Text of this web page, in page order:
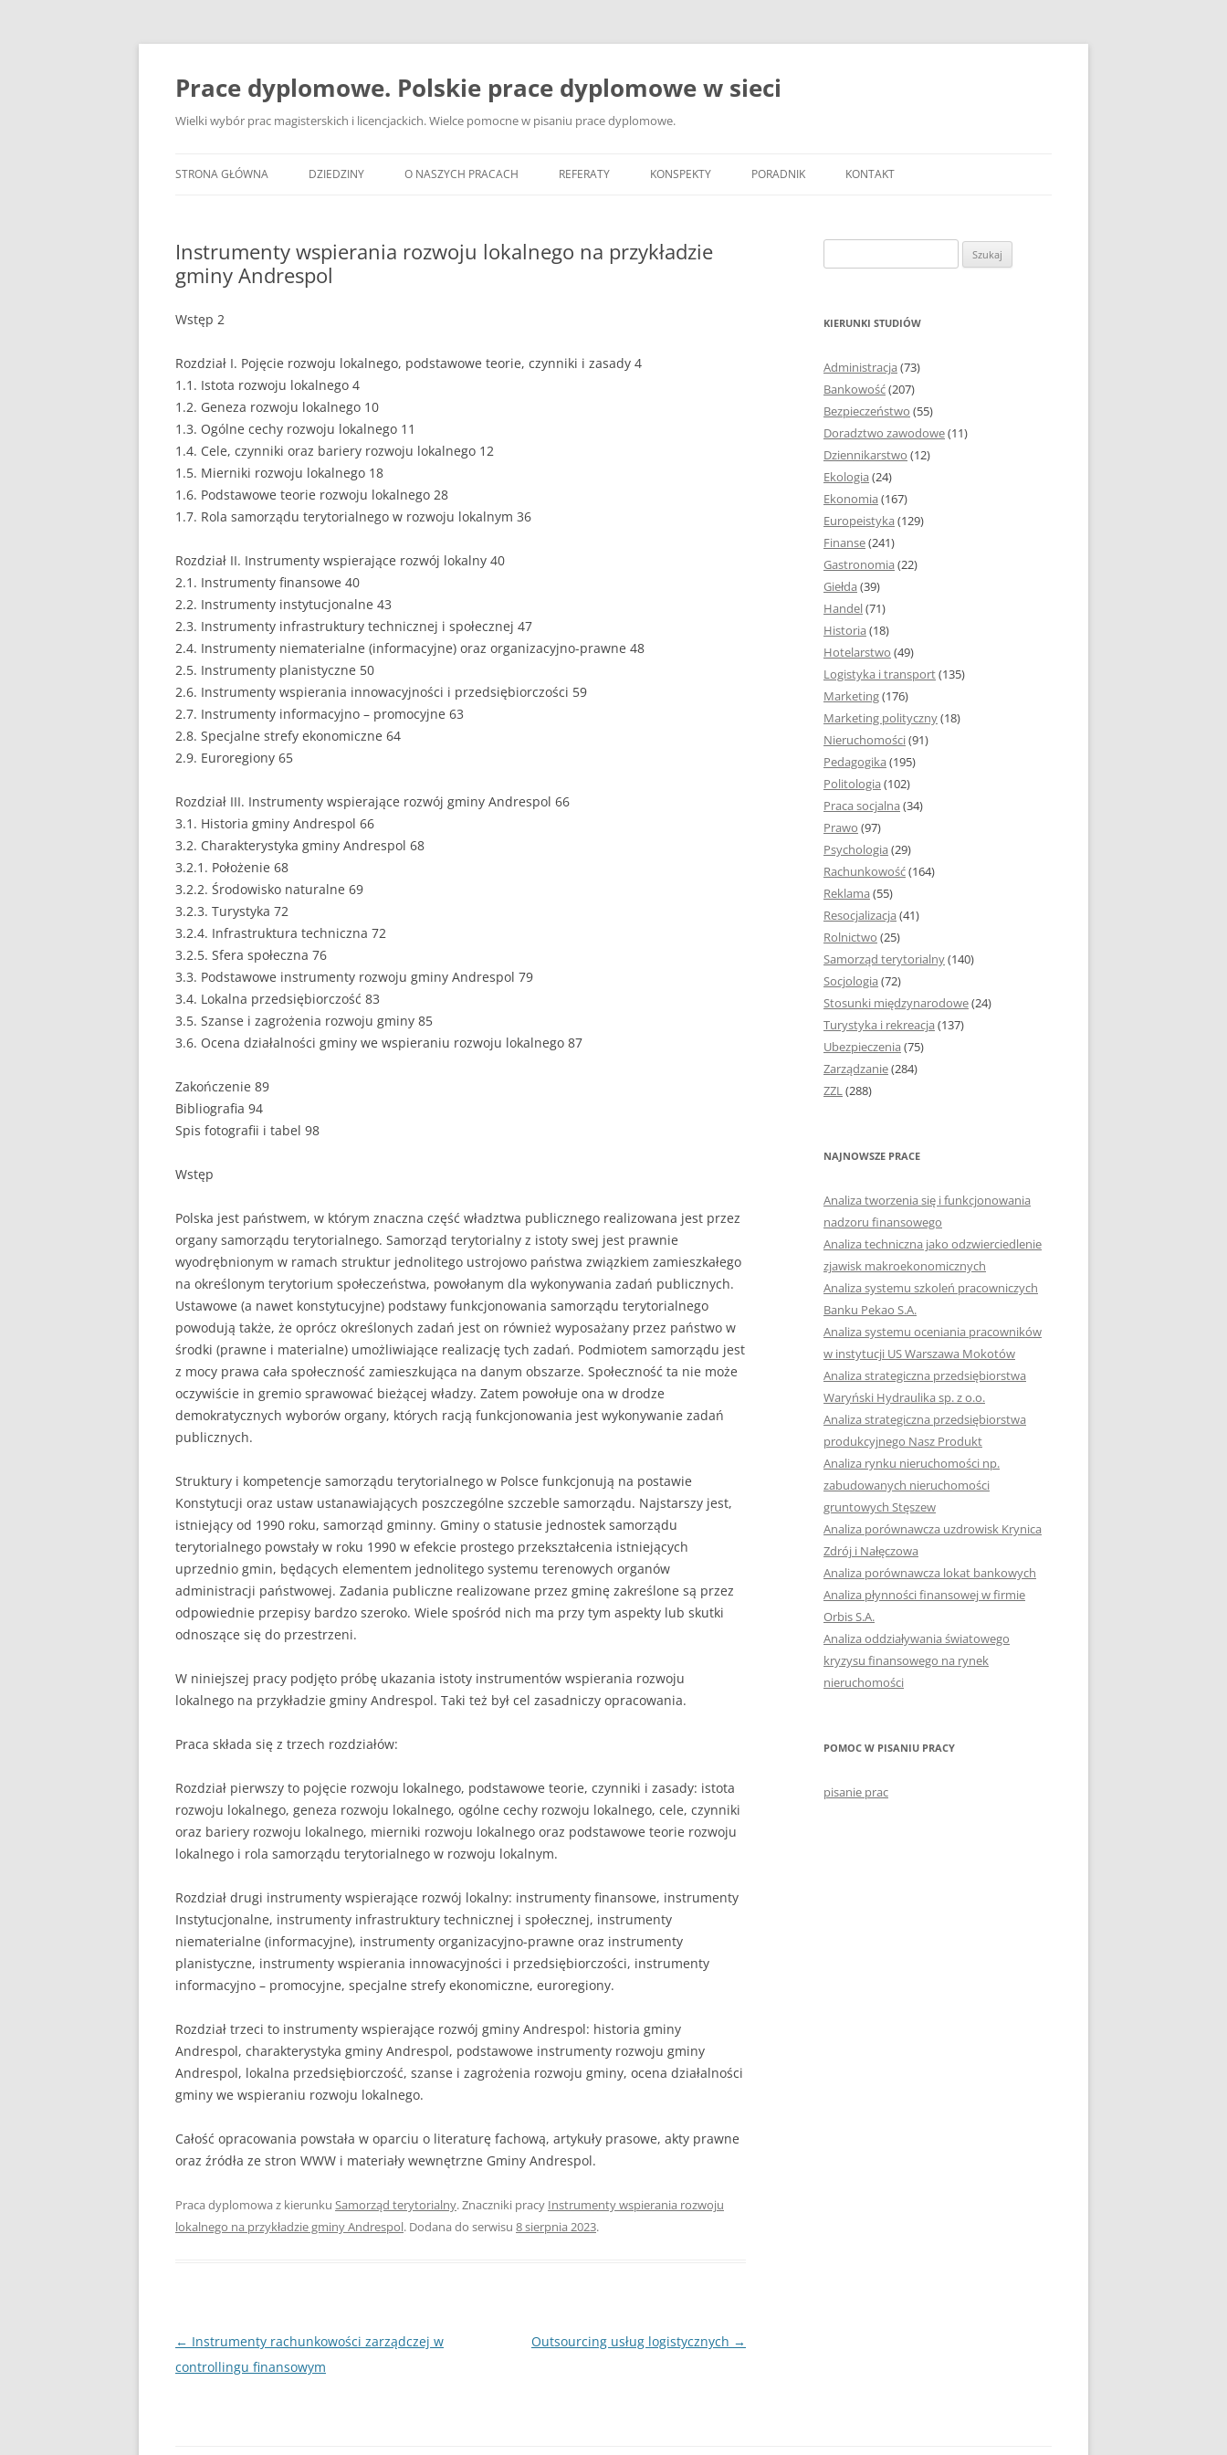
Przejdź
Prace dyplomowe. Polskie prace dyplomowe w sieci
Wielki wybór prac magisterskich i licencjackich. Wielce pomocne w pisaniu prace dyplomowe.
STRONA GŁÓWNA DZIEDZINY
BANKOWOŚĆ
BEZPIECZEŃSTWO
EKOLOGIA
EKONOMIA
EUROPEISTYKA
FINANSE
GASTRONOMIA
HANDEL
HISTORIA
LOGISTYKA I TRANSPORT
MARKETING
NIERUCHOMOŚCI
PEDAGOGIKA
POLITOLOGIA
PSYCHOLOGIA
RACHUNKOWOŚĆ
REKLAMA
TURYSTYKA I REKREACJA
UBEZPIECZENIA
ZARZĄDZANIE
ZZL
O NASZYCH PRACACH REFERATY KONSPEKTY PORADNIK
JAK ZBIERAĆ I OPRACOWYWAĆ
BIBLIOGRAFICZNYCH
ZAWARTOŚĆ I ROZMIAR PRACY
DYPLOMOWEJ
ESTETYKA PRACY DYPLOMOWEJ –
WYRÓŻNIENIA, NUMEROWANIE
CZCIONKA, MARGINESY I
WIELKOŚĆ STRON
STRUKTURA AKAPITU W PRACY
DYPLOMOWEJ
STYL PRACY DYPLOMOWEJ
SPIS TREŚCI W PRACY
DYPLOMOWEJ
WSTĘP PRACY DYPLOMOWEJ
ROZDZIAŁY I PODROZDZIAŁY
ZAKOŃCZENIE PRACY
DYPLOMOWEJ
BIBLIOGRAFIA
SPIS RYSUNKÓW, TABEL I
ZAŁĄCZNIKÓW
TABELE, RYSUNKI ORAZ WYKRESY
KSIĄŻKI, KTÓRE POMOGĄ CI
NAPISAĆ PRACĘ DYPLOMOWĄ
JAK PRZYGOTOWAĆ SIĘ DO
USTNEGO EGZAMINU
DYPLOMOWEGO?
HIPOTEZY W PRACACH
DYPLOMOWYCH
JAK PRZYGOTOWAĆ SIĘ DO
OBRONY PRACY DYPLOMOWEJ
KONTAKT
Instrumenty wspierania rozwoju lokalnego na przykładzie
gminy Andrespol
Wstęp 2
Rozdział I. Pojęcie rozwoju lokalnego, podstawowe teorie, czynniki i zasady 4
1.1. Istota rozwoju lokalnego 4
1.2. Geneza rozwoju lokalnego 10
1.3. Ogólne cechy rozwoju lokalnego 11
1.4. Cele, czynniki oraz bariery rozwoju lokalnego 12
1.5. Mierniki rozwoju lokalnego 18
1.6. Podstawowe teorie rozwoju lokalnego 28
1.7. Rola samorządu terytorialnego w rozwoju lokalnym 36
Rozdział II. Instrumenty wspierające rozwój lokalny 40
2.1. Instrumenty finansowe 40
2.2. Instrumenty instytucjonalne 43
2.3. Instrumenty infrastruktury technicznej i społecznej 47
2.4. Instrumenty niematerialne (informacyjne) oraz organizacyjno-prawne 48
2.5. Instrumenty planistyczne 50
2.6. Instrumenty wspierania innowacyjności i przedsiębiorczości 59
2.7. Instrumenty informacyjno – promocyjne 63
2.8. Specjalne strefy ekonomiczne 64
2.9. Euroregiony 65
Rozdział III. Instrumenty wspierające rozwój gminy Andrespol 66
3.1. Historia gminy Andrespol 66
3.2. Charakterystyka gminy Andrespol 68
3.2.1. Położenie 68
3.2.2. Środowisko naturalne 69
3.2.3. Turystyka 72
3.2.4. Infrastruktura techniczna 72
3.2.5. Sfera społeczna 76
3.3. Podstawowe instrumenty rozwoju gminy Andrespol 79
3.4. Lokalna przedsiębiorczość 83
3.5. Szanse i zagrożenia rozwoju gminy 85
3.6. Ocena działalności gminy we wspieraniu rozwoju lokalnego 87
Zakończenie 89
Bibliografia 94
Spis fotografii i tabel 98
Wstęp
Polska jest państwem, w którym znaczna część władztwa publicznego realizowana jest przez
organy samorządu terytorialnego. Samorząd terytorialny z istoty swej jest prawnie
wyodrębnionym w ramach struktur jednolitego ustrojowo państwa związkiem zamieszkałego
na określonym terytorium społeczeństwa, powołanym dla wykonywania zadań publicznych.
Ustawowe (a nawet konstytucyjne) podstawy funkcjonowania samorządu terytorialnego
powodują także, że oprócz określonych zadań jest on również wyposażany przez państwo w
środki (prawne i materialne) umożliwiające realizację tych zadań. Podmiotem samorządu jest
z mocy prawa cała społeczność zamieszkująca na danym obszarze. Społeczność ta nie może
oczywiście in gremio sprawować bieżącej władzy. Zatem powołuje ona w drodze
demokratycznych wyborów organy, których racją funkcjonowania jest wykonywanie zadań
publicznych.
Struktury i kompetencje samorządu terytorialnego w Polsce funkcjonują na postawie
Konstytucji oraz ustaw ustanawiających poszczególne szczeble samorządu. Najstarszy jest,
istniejący od 1990 roku, samorząd gminny. Gminy o statusie jednostek samorządu
terytorialnego powstały w roku 1990 w efekcie prostego przekształcenia istniejących
uprzednio gmin, będących elementem jednolitego systemu terenowych organów
administracji państwowej. Zadania publiczne realizowane przez gminę zakreślone są przez
odpowiednie przepisy bardzo szeroko. Wiele spośród nich ma przy tym aspekty lub skutki
odnoszące się do przestrzeni.
W niniejszej pracy podjęto próbę ukazania istoty instrumentów wspierania rozwoju
lokalnego na przykładzie gminy Andrespol. Taki też był cel zasadniczy opracowania.
Praca składa się z trzech rozdziałów:
Rozdział pierwszy to pojęcie rozwoju lokalnego, podstawowe teorie, czynniki i zasady: istota
rozwoju lokalnego, geneza rozwoju lokalnego, ogólne cechy rozwoju lokalnego, cele, czynniki
oraz bariery rozwoju lokalnego, mierniki rozwoju lokalnego oraz podstawowe teorie rozwoju
lokalnego i rola samorządu terytorialnego w rozwoju lokalnym.
Rozdział drugi instrumenty wspierające rozwój lokalny: instrumenty finansowe, instrumenty
Instytucjonalne, instrumenty infrastruktury technicznej i społecznej, instrumenty
niematerialne (informacyjne), instrumenty organizacyjno-prawne oraz instrumenty
planistyczne, instrumenty wspierania innowacyjności i przedsiębiorczości, instrumenty
informacyjno – promocyjne, specjalne strefy ekonomiczne, euroregiony.
Rozdział trzeci to instrumenty wspierające rozwój gminy Andrespol: historia gminy
Andrespol, charakterystyka gminy Andrespol, podstawowe instrumenty rozwoju gminy
Andrespol, lokalna przedsiębiorczość, szanse i zagrożenia rozwoju gminy, ocena działalności
gminy we wspieraniu rozwoju lokalnego.
Całość opracowania powstała w oparciu o literaturę fachową, artykuły prasowe, akty prawne
oraz źródła ze stron WWW i materiały wewnętrzne Gminy Andrespol.
Praca dyplomowa z kierunku Samorząd terytorialny. Znaczniki pracy Instrumenty wspierania rozwoju
lokalnego na przykładzie gminy Andrespol. Dodana do serwisu 8 sierpnia 2023.
Nawigacja
wpisu
← Instrumenty rachunkowości zarządczej w
controllingu finansowym
Outsourcing usług logistycznych →
KIERUNKI STUDIÓW
Administracja (73)
Bankowość(207)
Bezpieczeństwo (55)
Doradztwo zawodowe(11)
Dziennikarstwo (12)
Ekologia (24)
Ekonomia (167)
Europeistyka (129)
Finanse(241)
Gastronomia (22)
Giełda (39)
Handel(71)
Historia (18)
Hotelarstwo (49)
Logistyka i transport(135)
Marketing(176)
Marketing polityczny(18)
Nieruchomości(91)
Pedagogika (195)
Politologia (102)
Praca socjalna (34)
Prawo (97)
Psychologia (29)
Rachunkowość(164)
Reklama (55)
Resocjalizacja (41)
Rolnictwo (25)
Samorząd terytorialny(140)
Socjologia (72)
Stosunki międzynarodowe(24)
Turystyka i rekreacja (137)
Ubezpieczenia (75)
Zarządzanie(284)
ZZL(288)
NAJNOWSZE PRACE
Analiza tworzenia się i funkcjonowania
nadzoru finansowego
Analiza techniczna jako odzwierciedlenie
zjawisk makroekonomicznych
Analiza systemu szkoleń pracowniczych
Banku Pekao S.A.
Analiza systemu oceniania pracowników
w instytucji US Warszawa Mokotów
Analiza strategiczna przedsiębiorstwa
Waryński Hydraulika sp. z o.o.
Analiza strategiczna przedsiębiorstwa
produkcyjnego Nasz Produkt
Analiza rynku nieruchomości np.
zabudowanych nieruchomości
gruntowych Stęszew
Analiza porównawcza uzdrowisk Krynica
Zdrój i Nałęczowa
Analiza porównawcza lokat bankowych
Analiza płynności finansowej w firmie
Orbis S.A.
Analiza oddziaływania światowego
kryzysu finansowego na rynek
nieruchomości
POMOC W PISANIU PRACY
pisanie prac